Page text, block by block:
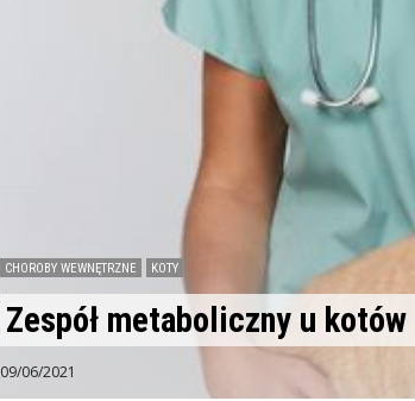
CHOROBY WEWNĘTRZNE KOTY
Zespół metaboliczny u
09/06/2021